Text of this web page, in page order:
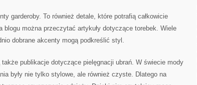
garderoby. To również detale, które potrafią całkowicie
blogu można przeczytać artykuły dotyczące torebek. Wiele
dobrane akcenty mogą podkreślić styl.
publikacje dotyczące pielęgnacji ubrań. W świecie mody
były nie tylko stylowe, ale również czyste. Dlatego na